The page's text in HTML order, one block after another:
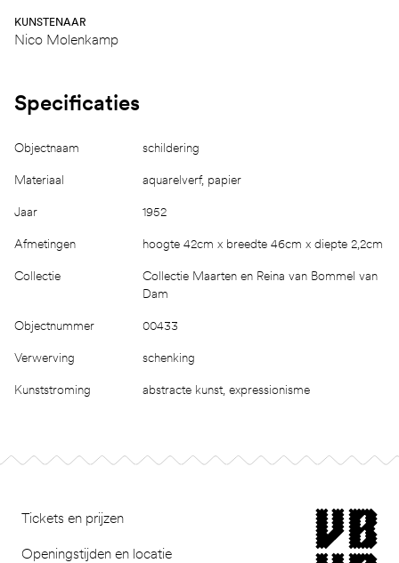
KUNSTENAAR
Nico Molenkamp
Specificaties
Objectnaam schildering
Materiaal aquarelverf, papier
Jaar 1952
Afmetingen hoogte 42cm x breedte 46cm x diepte 2,2cm
Collectie
Collectie Maarten en Reina van Bommel van
Dam
Objectnummer 00433
Verwerving schenking
Kunststroming abstracte kunst, expressionisme
Tickets en prijzen
Openingstijden en locatie
museum van